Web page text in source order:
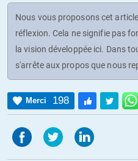
Nous vous proposons cet
réflexion. Cela ne signifie pas
la vision développée ici. Dans
s'arrête aux propos que nous
Merci 198